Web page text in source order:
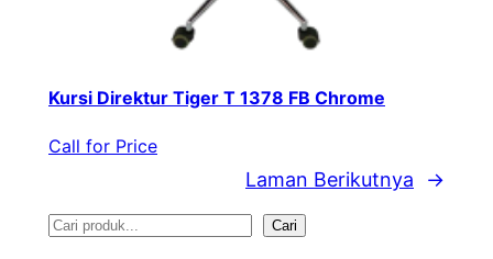
Kursi Direktur Tiger T 1378 FB Chrome
Call for Price
Laman Berikutnya →
S
Cari